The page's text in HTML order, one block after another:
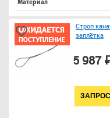
Материал
Строп
заплётка
5 987